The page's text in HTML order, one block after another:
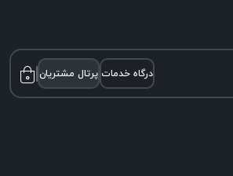
درگاه خدمات پرتال مشتریان ۰